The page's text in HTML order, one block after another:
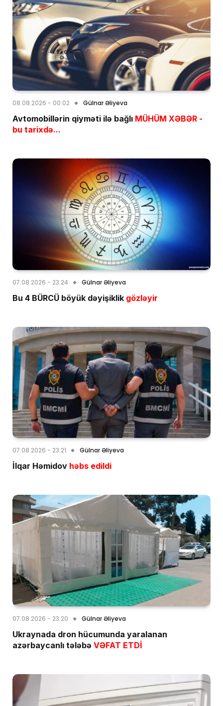
08.08.2026 - 00:02 Gülnar Əliyeva
Avtomobillərin qiyməti ilə bağlı MÜHÜM XƏBƏR -
bu tarixdə...
07.08.2026 - 23:24 Gülnar Əliyeva
Bu 4 BÜRCÜ böyük dəyişiklik gözləyir
07.08.2026 - 23:21 Gülnar Əliyeva
İlqar Həmidov həbs edildi
07.08.2026 - 23:20 Gülnar Əliyeva
Ukraynada dron hücumunda yaralanan
azərbaycanlı tələbə VƏFAT ETDİ